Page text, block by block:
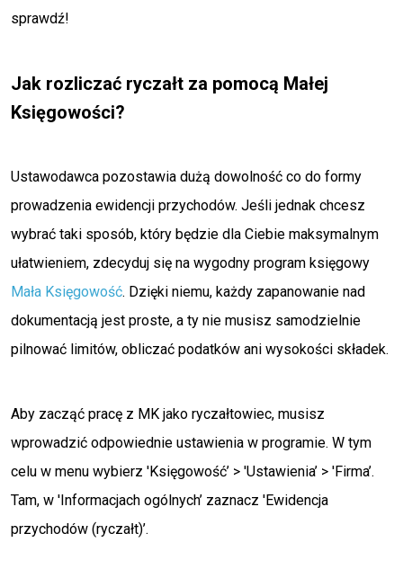
sprawdź!
Jak rozliczać ryczałt za pomocą Małej
Księgowości?
Ustawodawca pozostawia dużą dowolność co do formy
prowadzenia ewidencji przychodów. Jeśli jednak chcesz
wybrać taki sposób, który będzie dla Ciebie maksymalnym
ułatwieniem, zdecyduj się na wygodny program księgowy
Mała Księgowość. Dzięki niemu, każdy zapanowanie nad
dokumentacją jest proste, a ty nie musisz samodzielnie
pilnować limitów, obliczać podatków ani wysokości składek.
Aby zacząć pracę z MK jako ryczałtowiec, musisz
wprowadzić odpowiednie ustawienia w programie. W tym
celu w menu wybierz 'Księgowość’ > 'Ustawienia’ > 'Firma’.
Tam, w 'Informacjach ogólnych’ zaznacz 'Ewidencja
przychodów (ryczałt)’.